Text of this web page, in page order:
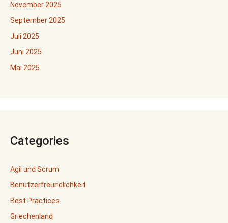
November 2025
September 2025
Juli 2025
Juni 2025
Mai 2025
Categories
Agil und Scrum
Benutzerfreundlichkeit
Best Practices
Griechenland